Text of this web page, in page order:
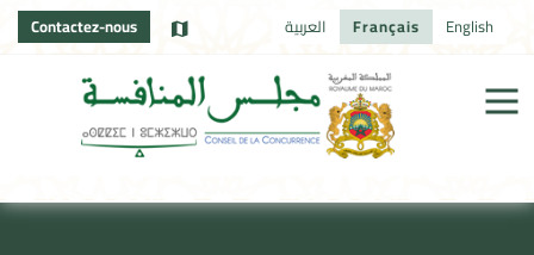
Contactez-nous العربية Français English